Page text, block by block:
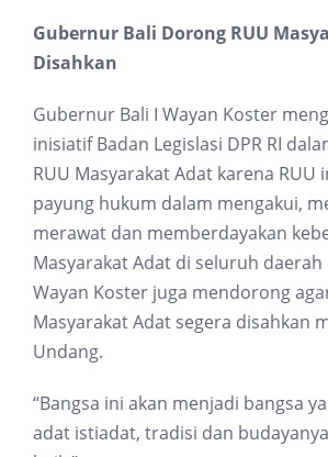
Gubernur Bali Dorong RUU
Disahkan
Gubernur Bali I Wayan Koster
inisiatif Badan Legislasi DPR RI
RUU Masyarakat Adat karena RUU
payung hukum dalam mengakui,
merawat dan memberdayakan
Masyarakat Adat di seluruh daerah
Wayan Koster juga mendorong
Masyarakat Adat segera disahkan
Undang.
“Bangsa ini akan menjadi bangsa
adat istiadat, tradisi dan